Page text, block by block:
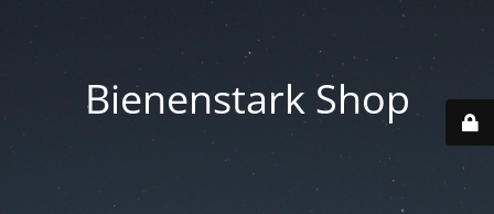
Bienenstark Shop